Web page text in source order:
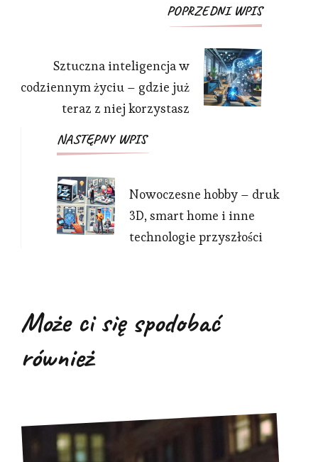
Post
POPRZEDNI WPIS
Sztuczna inteligencja w
codziennym życiu – gdzie już
teraz z niej korzystasz
NASTĘPNY WPIS
Nowoczesne hobby – druk
3D, smart home i inne
technologie przyszłości
Może ci się spodobać
również